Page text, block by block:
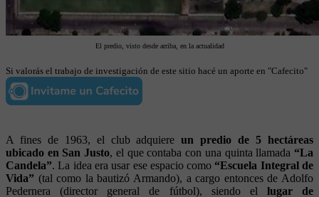
El predio, visto desde arriba, en la actualidad
Si valorás el trabajo de investigación de este sitio hacé un aporte en "Cafecito"
A fines de 1963, el club adquiereun predio de 5 hectáreas
ubicado en San Justo, el que contaba con una quinta llamada “La
Candela”. La idea era usar ese espacio como “Escuela Integral de
Vida” (tal como la bautizó Armando), a cargo entonces de Adolfo
Pedernera (director general de fútbol), siendo el lugar de